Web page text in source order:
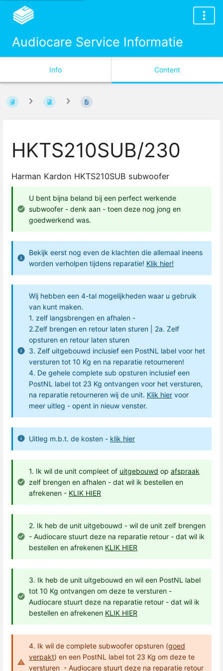
Audiocare Service Informatie
Info Content
HKTS210SUB/230
Harman Kardon HKTS210SUB subwoofer
U bent bijna beland bij een perfect werkende
subwoofer - denk aan - toen deze nog jong en
goedwerkend was.
Bekijk eerst nog even de klachten die allemaal ineens
worden verholpen tijdens reparatie! Klik hier!
Wij hebben een 4-tal mogelijkheden waar u gebruik
van kunt maken.
1. zelf langsbrengen en afhalen -
2.Zelf brengen en retour laten sturen | 2a. Zelf
opsturen en retour laten sturen
3. Zelf uitgebouwd inclusief een PostNL label voor het
versturen tot 10 Kg en na reparatie retourneren!
4. De gehele complete sub opsturen inclusief een
PostNL label tot 23 Kg ontvangen voor het versturen,
na reparatie retourneren wij de unit. Klik hier voor
meer uitleg - opent in nieuw venster.
Uitleg m.b.t. de kosten - klik hier
1. Ik wil de unit compleet of uitgebouwd op afspraak
zelf brengen en afhalen - dat wil ik bestellen en
afrekenen - KLIK HIER
2. Ik heb de unit uitgebouwd - wil de unit zelf brengen
- Audiocare stuurt deze na reparatie retour - dat wil ik
bestellen en afrekenen KLIK HIER
3. Ik heb de unit uitgebouwd en wil een PostNL label
tot 10 Kg ontvangen om deze te versturen -
Audiocare stuurt deze na reparatie retour - dat wil ik
bestellen en afrekenen KLIK HIER
4. Ik wil de complete subwoofer opsturen (goed
verpakt) en een PostNL label tot 23 Kg om deze te
versturen - Audiocare stuurt deze na reparatie retour